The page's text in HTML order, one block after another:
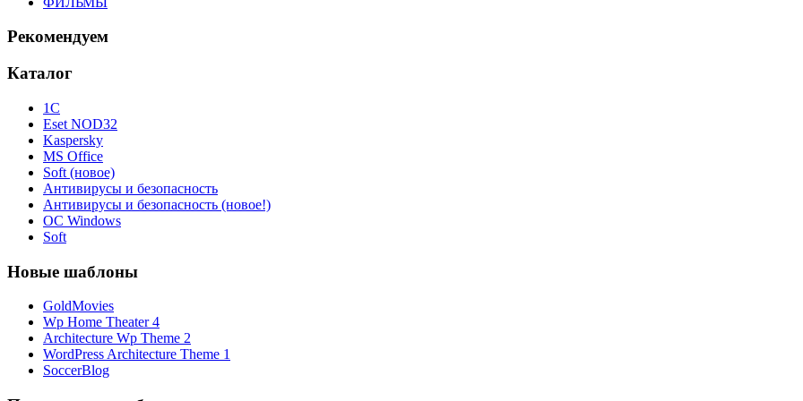
Рекомендуем
Каталог
1С
Eset NOD32
Kaspersky
MS Office
Soft (новое)
Антивирусы и безопасность
Антивирусы и безопасность (новое!)
ОС Windows
Soft
Новые шаблоны
GoldMovies
Wp Home Theater 4
Architecture Wp Theme 2
WordPress Architecture Theme 1
SoccerBlog